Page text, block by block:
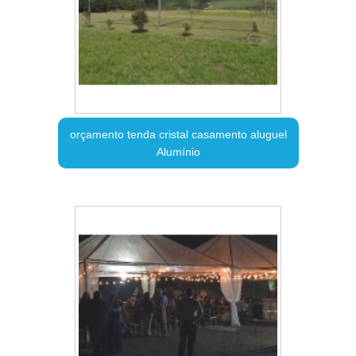
orçamento tenda cristal casamento aluguel
Alumínio